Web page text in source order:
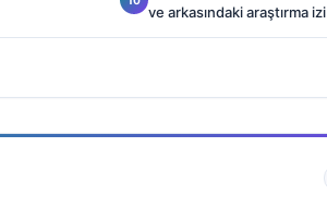
ve arkasındaki araştırma izi